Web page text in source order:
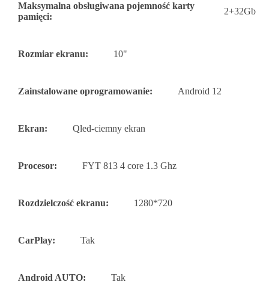
Maksymalna obsługiwana pojemność karty
pamięci:
2+32Gb
Rozmiar ekranu: 10"
Zainstalowane oprogramowanie: Android 12
Ekran: Qled-ciemny ekran
Procesor: FYT 813 4 core 1.3 Ghz
Rozdzielczość ekranu: 1280*720
CarPlay: Tak
Android AUTO: Tak